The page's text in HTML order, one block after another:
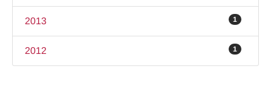
2013 1
2012 1